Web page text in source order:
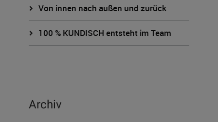
Von innen nach außen und zurück
100 % KUNDISCH entsteht im Team
Archiv